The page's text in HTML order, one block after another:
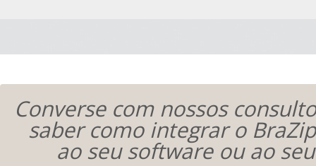
Converse com nossos
saber como integrar o
ao seu software ou ao